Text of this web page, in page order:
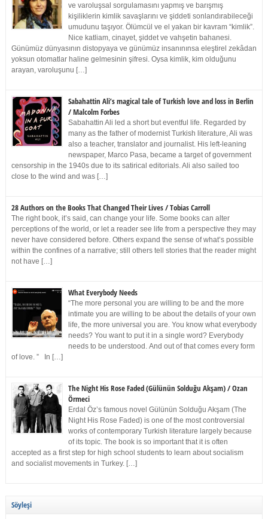
ve varoluşsal sorgulamasını yapmış ve barışmış
kişiliklerin kimlik savaşlarını ve şiddeti sonlandırabileceği
umudunu taşıyor. Ölümcül ve el yakan bir kavram “kimlik”.
Nice katliam, cinayet, şiddet ve vahşetin bahanesi.
Günümüz dünyasının distopyaya ve günümüz insanınınsa eleştirel zekâdan
yoksun otomatlar haline gelmesinin şifresi. Oysa kimlik, kim olduğunu
arayan, varoluşunu […]
Sabahattin Ali’s magical tale of Turkish love and loss in Berlin
/ Malcolm Forbes
Sabahattin Ali led a short but eventful life. Regarded by
many as the father of modernist Turkish literature, Ali was
also a teacher, translator and journalist. His left-leaning
newspaper, Marco Pasa, became a target of government
censorship in the 1940s due to its satirical editorials. Ali also sailed too
close to the wind and was […]
28 Authors on the Books That Changed Their Lives / Tobias Carroll
The right book, it’s said, can change your life. Some books can alter
perceptions of the world, or let a reader see life from a perspective they may
never have considered before. Others expand the sense of what’s possible
within the confines of a narrative; still others tell stories that the reader might
not have […]
What Everybody Needs
“The more personal you are willing to be and the more
intimate you are willing to be about the details of your own
life, the more universal you are. You know what everybody
needs? You want to put it in a single word? Everybody
needs to be understood. And out of that comes every form
of love. ” In […]
The Night His Rose Faded (Gülünün Solduğu Akşam) / Ozan
Örmeci
Erdal Öz’s famous novel Gülünün Solduğu Akşam (The
Night His Rose Faded) is one of the most controversial
works of contemporary Turkish literature largely because
of its topic. The book is so important that it is often
accepted as a first step for high school students to learn about socialism
and socialist movements in Turkey. […]
Söyleşi